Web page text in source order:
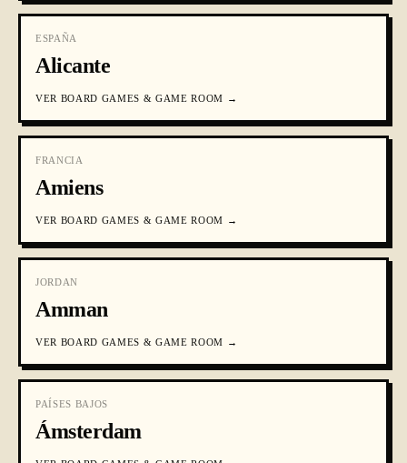
ESPAÑA
Alicante
VER BOARD GAMES & GAME ROOM →
FRANCIA
Amiens
VER BOARD GAMES & GAME ROOM →
JORDAN
Amman
VER BOARD GAMES & GAME ROOM →
PAÍSES BAJOS
Ámsterdam